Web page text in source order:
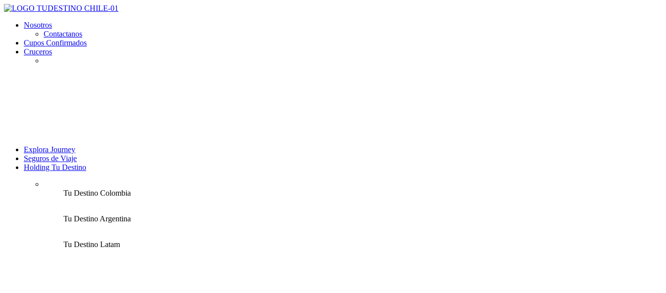
Nosotros
Contactanos
Cupos Confirmados
Cruceros
Explora Journey
Seguros de Viaje
Holding Tu Destino
Tu Destino Colombia
Tu Destino Argentina
Tu Destino Latam